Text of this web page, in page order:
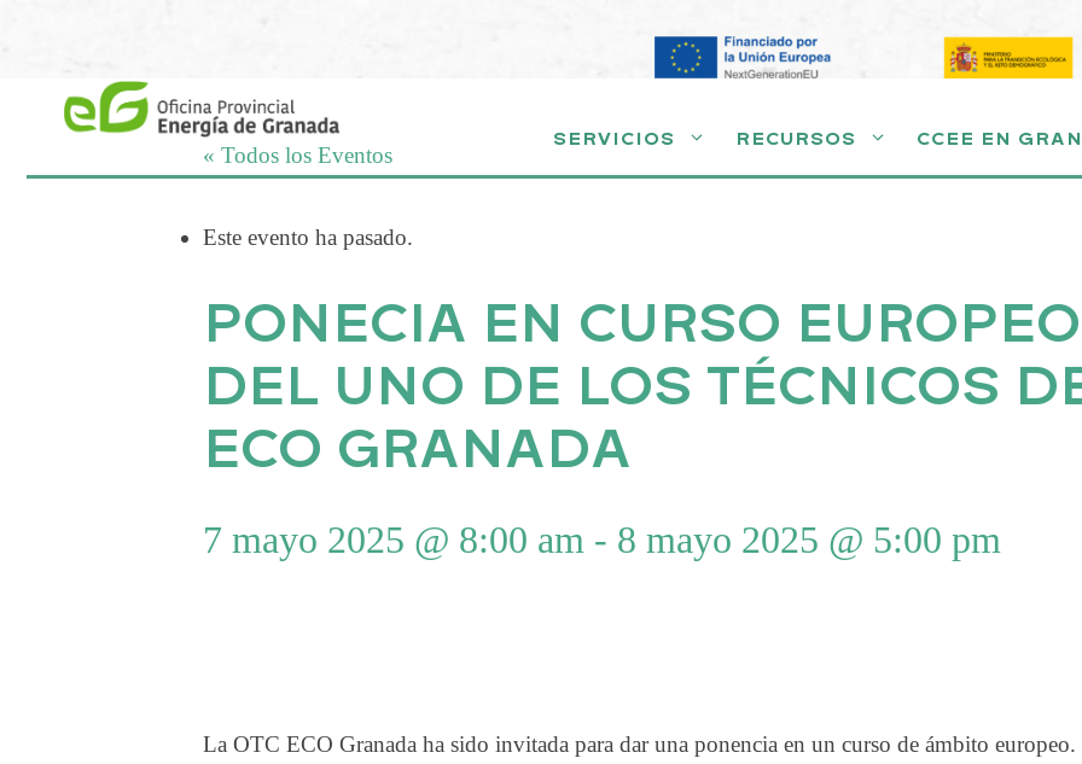
SERVICIOS RECURSOS CCEE EN
« Todos los Eventos
Este evento ha pasado.
PONECIA EN CURSO
DEL UNO DE LOS TÉCNICOS
ECO GRANADA
7 mayo 2025 @ 8:00 am - 8 mayo 2025 @ 5:00 pm
La OTC ECO Granada ha sido invitada para dar una ponencia en un curso de ámbito